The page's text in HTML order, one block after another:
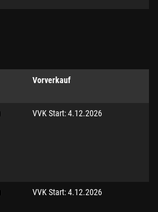
Vorverkauf
VVK Start: 4.12.2026
VVK Start: 4.12.2026